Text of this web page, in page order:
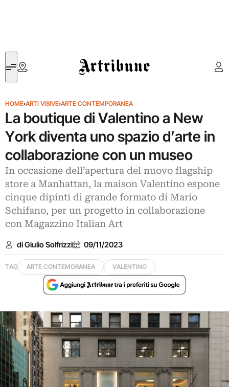
Artribune
HOME›ARTI VISIVE›ARTE CONTEMPORANEA
La boutique di Valentino a New
York diventa uno spazio d’arte in
collaborazione con un museo
In occasione dell’apertura del nuovo flagship
store a Manhattan, la maison Valentino espone
cinque dipinti di grande formato di Mario
Schifano, per un progetto in collaborazione
con Magazzino Italian Art
di Giulio Solfrizzi 09/11/2023
TAG ARTE CONTEMORANEA VALENTINO